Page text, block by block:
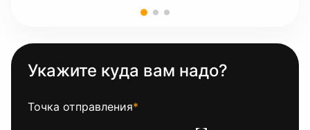
Укажите куда вам надо?
Точка отправления*